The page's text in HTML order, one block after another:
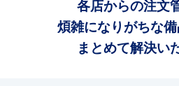
各店からの注文
煩雑になりがちな
まとめて解決い